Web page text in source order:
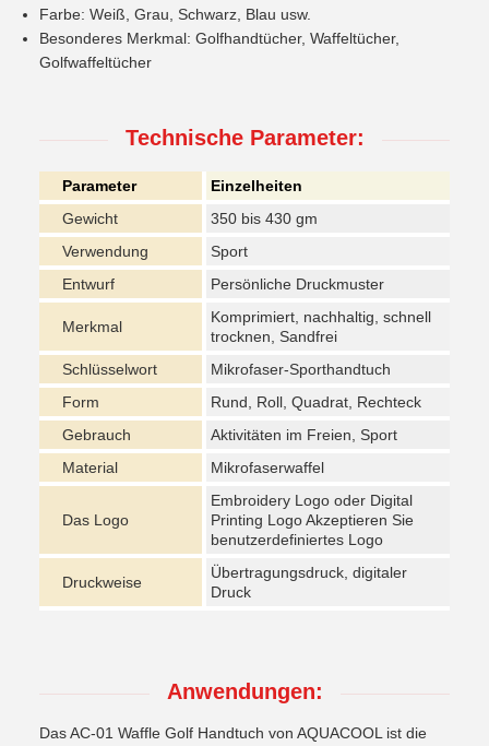
Farbe: Weiß, Grau, Schwarz, Blau usw.
Besonderes Merkmal: Golfhandtücher, Waffeltücher,
Golfwaffeltücher
Technische Parameter:
Parameter
Einzelheiten
Gewicht
350 bis 430 gm
Verwendung
Sport
Entwurf
Persönliche Druckmuster
Merkmal
Komprimiert, nachhaltig, schnell
trocknen, Sandfrei
Schlüsselwort
Mikrofaser-Sporthandtuch
Form
Rund, Roll, Quadrat, Rechteck
Gebrauch
Aktivitäten im Freien, Sport
Material
Mikrofaserwaffel
Das Logo
Embroidery Logo oder Digital
Printing Logo Akzeptieren Sie
benutzerdefiniertes Logo
Druckweise
Übertragungsdruck, digitaler
Druck
Anwendungen:
Das AC-01 Waffle Golf Handtuch von AQUACOOL ist die